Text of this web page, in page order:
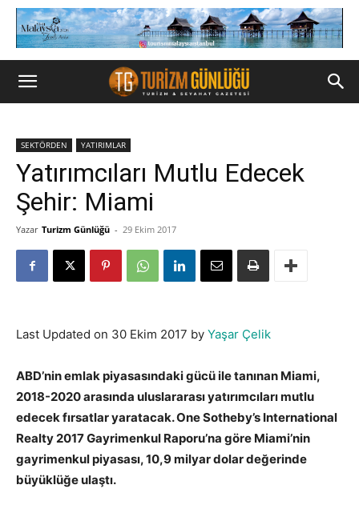
SEKTÖRDEN YATIRIMLAR
Yatırımcıları Mutlu Edecek
Şehir: Miami
Yazar Turizm Günlüğü - 29 Ekim 2017
Last Updated on 30 Ekim 2017 by Yaşar Çelik
ABD’nin emlak piyasasındaki gücü ile tanınan Miami,
2018-2020 arasında uluslararası yatırımcıları mutlu
edecek fırsatlar yaratacak. One Sotheby’s International
Realty 2017 Gayrimenkul Raporu’na göre Miami’nin
gayrimenkul piyasası, 10,9 milyar dolar değerinde
büyüklüğe ulaştı.